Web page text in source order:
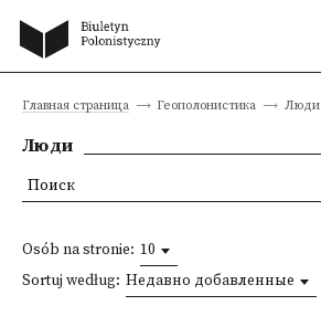
Главная страница Геополонистика Люди
Люди
Osób na stronie: 10
Sortuj według: Недавно добавленные
Поиск